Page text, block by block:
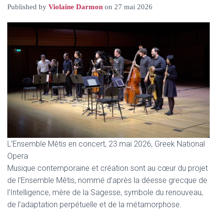
Published by Violaine Darmon on 27 mai 2026
L’Ensemble Mêtis en concert, 23 mai 2026, Greek National
Opera
Musique contemporaine et création sont au cœur du projet
de l’Ensemble Mêtis, nommé d’après la déesse grecque de
l’Intelligence, mère de la Sagesse, symbole du renouveau,
de l’adaptation perpétuelle et de la métamorphose.